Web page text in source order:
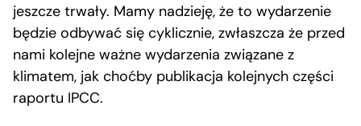
jeszcze trwały. Mamy nadzieję, że to wydarzenie
będzie odbywać się cyklicznie, zwłaszcza że przed
nami kolejne ważne wydarzenia związane z
klimatem, jak choćby publikacja kolejnych części
raportu IPCC.